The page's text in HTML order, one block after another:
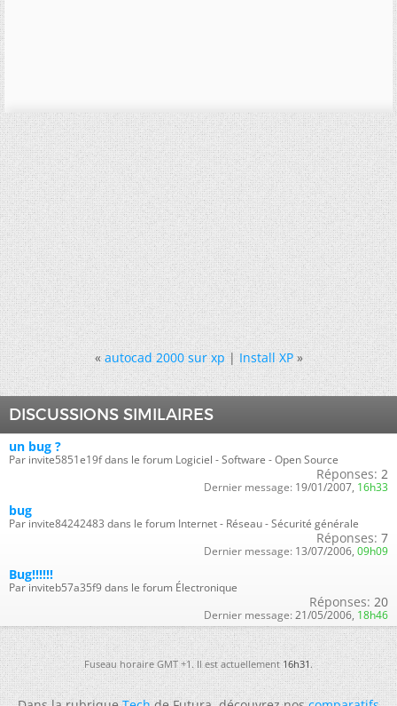
« autocad 2000 sur xp|Install XP »
DISCUSSIONS SIMILAIRES
un bug ?
Par invite5851e19f dans le forum Logiciel - Software - Open Source
Réponses: 2
Dernier message: 19/01/2007, 16h33
bug
Par invite84242483 dans le forum Internet - Réseau - Sécurité générale
Réponses: 7
Dernier message: 13/07/2006, 09h09
Bug!!!!!!
Par inviteb57a35f9 dans le forum Électronique
Réponses: 20
Dernier message: 21/05/2006, 18h46
Fuseau horaire GMT +1. Il est actuellement16h31.